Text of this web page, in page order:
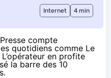
Internet 4 min
compte
quotidiens comme Le
en profite
la barre des 10